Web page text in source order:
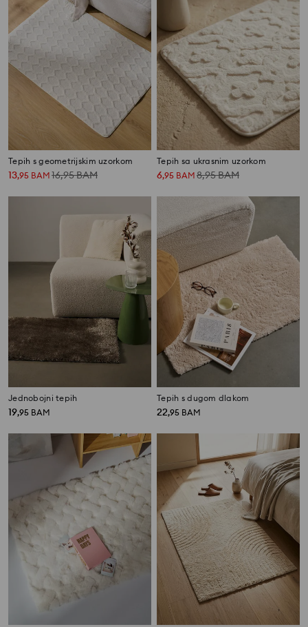
Tepih s geometrijskim uzorkom
13,95 BAM 16,95BAM
Tepih sa ukrasnim uzorkom
6,95 BAM 8,95BAM
Jednobojni tepih
19,95 BAM
Tepih s dugom dlakom
22,95 BAM